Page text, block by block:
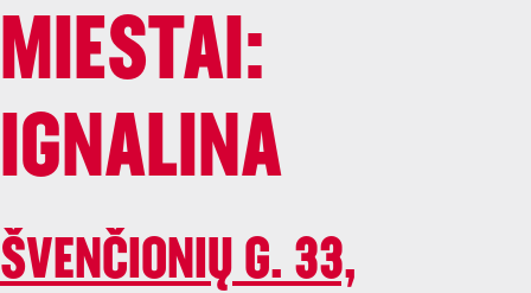
MIESTAI:
IGNALINA
ŠVENČIONIŲ G. 33,